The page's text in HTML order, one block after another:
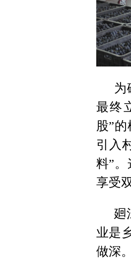
为
最终
股”
引入
料”
享受
廻
业是
做深